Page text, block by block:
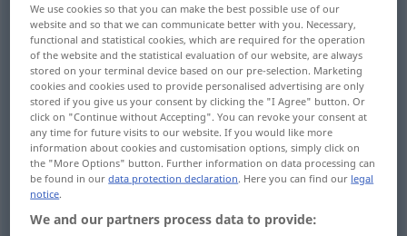
akzeptieren auffassen, dafürhalten
freundlich aufnehmen, in Gnaden annehmen
auf sich nehmen
akzeptieren, annehmen, entgegennehmen
We use cookies so that you can make the best possible use of our
website and so that we can communicate better with you. Necessary,
functional and statistical cookies, which are required for the operation
of the website and the statistical evaluation of our website, are always
stored on your terminal device based on our pre-selection. Marketing
cookies and cookies used to provide personalised advertising are only
stored if you give us your consent by clicking the "I Agree" button. Or
click on "Continue without Accepting". You can revoke your consent at
any time for future visits to our website. If you would like more
information about cookies and customisation options, simply click on
the "More Options" button. Further information on data processing can
be found in ourdata protection declaration. Here you can find our legal
notice.
We and our partners process data to provide: